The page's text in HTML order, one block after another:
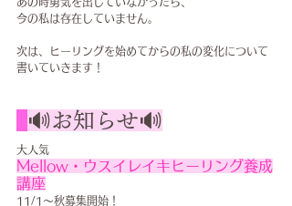
今の私は存在していません。
次は、ヒーリングを始めてからの私の変化について
書いていきます！
🔊お知らせ🔊
大人気
Mellow・ウスイレイキヒーリング養成
講座
11/1～秋募集開始！